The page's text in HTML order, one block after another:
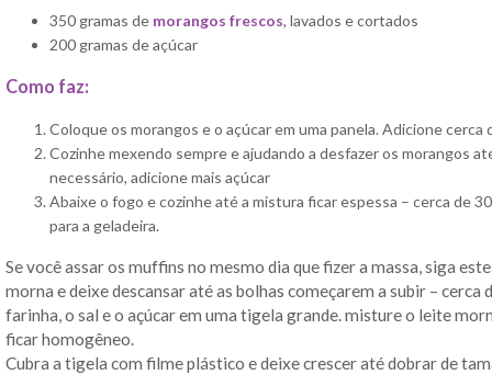
350 gramas de morangos frescos, lavados e cortados
200 gramas de açúcar
Como faz:
Coloque os morangos e o açúcar em uma panela. Adicione
Cozinhe mexendo sempre e ajudando a desfazer os morangos
necessário, adicione mais açúcar
Abaixe o fogo e cozinhe até a mistura ficar espessa – cerca de
para a geladeira.
Se você assar os muffins no mesmo dia que fizer a massa, siga
morna e deixe descansar até as bolhas começarem a subir –
farinha, o sal e o açúcar em uma tigela grande. misture o leite
ficar homogêneo.
Cubra a tigela com filme plástico e deixe crescer até dobrar de